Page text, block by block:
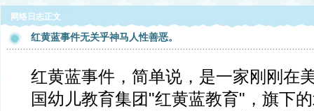
网络日志正文
红黄蓝事件无关乎神马人性善恶。
红黄蓝事件，简单说，是一家刚刚在
国幼儿教育集团"红黄蓝教育"，旗下